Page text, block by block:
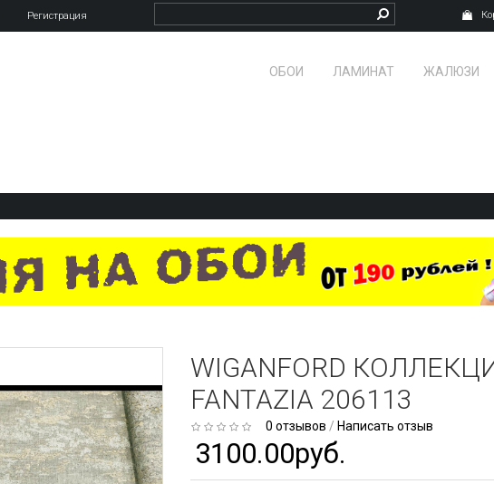
Регистрация
ОБОИ ЛАМИНАТ ЖАЛЮЗИ
WIGANFORD
FANTAZIA 206113
0 отзывов / Написать отзыв
3100.00руб.